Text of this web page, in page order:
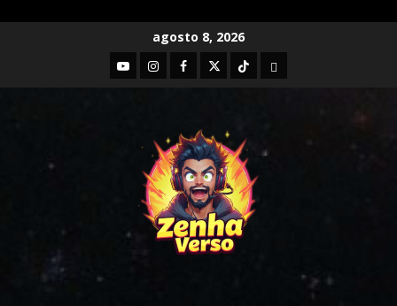
agosto 8, 2026